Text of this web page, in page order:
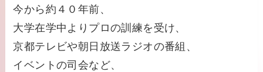
今から約４０年前、
大学在学中よりプロの訓練を受け、
京都テレビや朝日放送ラジオの番組、
イベントの司会など、